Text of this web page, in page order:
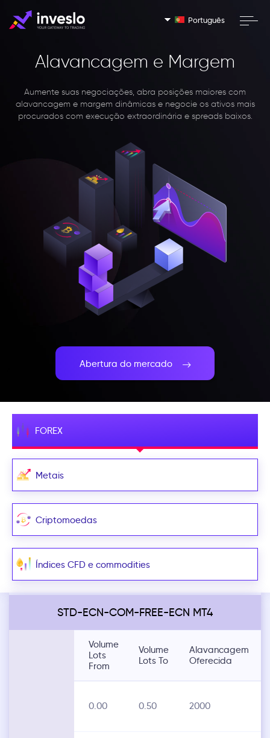
Português
Alavancagem e Margem
Aumente suas negociações, abra posições maiores com
alavancagem e margem dinâmicas e negocie os ativos mais
procurados com execução extraordinária e spreads baixos.
Abertura do mercado
FOREX
Metais
Criptomoedas
Índices CFD e commodities
STD-ECN-COM-FREE-ECN MT4
Volume
Lots
From
Volume
Lots To
Alavancagem
Oferecida
0.00 0.50 2000